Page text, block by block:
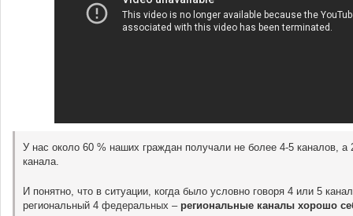
У нас около 60 % наших граждан получали не более 4-5 каналов, а
канала.
И понятно, что в ситуации, когда было условно говоря 4 или 5
региональный 4 федеральных – региональные каналы хорошо